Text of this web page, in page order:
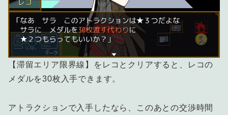
【滞留エリア限界線】をレコとクリアすると、レコの
メダルを30枚入手できます。
アトラクションで入手したなら、このあとの交渉時間